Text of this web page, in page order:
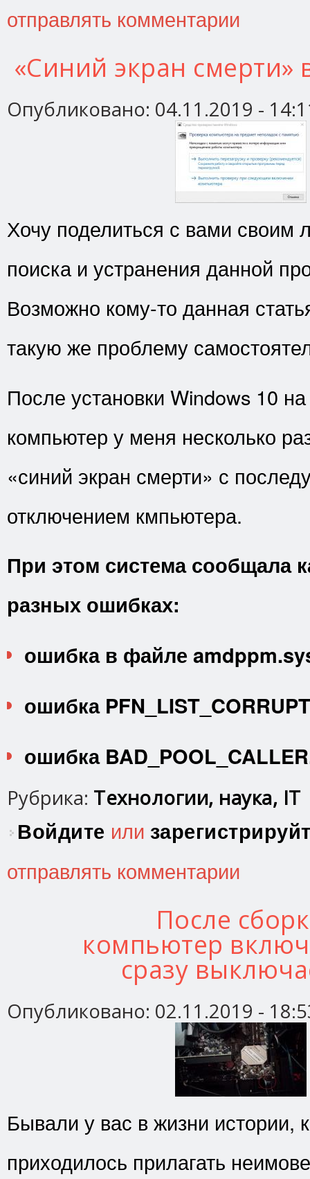
отправлять комментарии
«Синий экран смерти»
Опубликовано: 04.11.2019 -
Хочу поделиться с вами
поиска и устранения данной
Возможно кому-то данная
такую же проблему
После установки Windows 10
компьютер у меня несколько
«синий экран смерти» с
отключением кмпьютера.
При этом система сообщала
разных ошибках:
ошибка в файле
ошибка
ошибка
Рубрика: Технологии, наука, IT
Войдите или
отправлять комментарии
После
компьютер
сразу
Опубликовано: 02.11.2019 -
Бывали у вас в жизни истории,
приходилось прилагать